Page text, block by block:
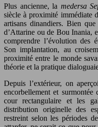
Plus ancienne, la medersa
siècle à proximité immédiate
artisans dinandiers. Bien
d’Attarine ou de Bou Inania,
comprendre l’évolution des
Son implantation, au
proximité entre le monde
théorie et la pratique
Depuis l’extérieur, on
encorbellement et
cour rectangulaire et les
distribution originelle des
restreint selon les périodes